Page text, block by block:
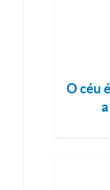
O céu